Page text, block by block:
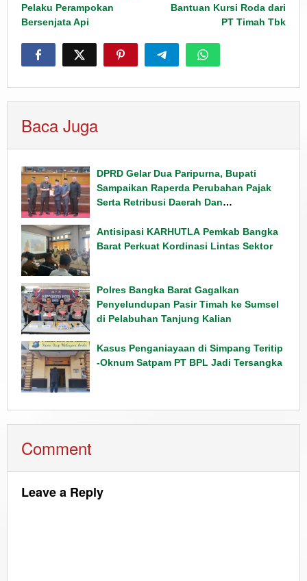
Pelaku Perampokan
Bersenjata Api
Bantuan Kursi Roda dari
PT Timah Tbk
Baca Juga
DPRD Gelar Dua Paripurna, Bupati
Sampaikan Raperda Perubahan Pajak
Serta Retribusi Daerah Dan
Tahun 2026
Antisipasi KARHUTLA Pemkab Bangka
Barat Perkuat Kordinasi Lintas Sektor
Polres Bangka Barat Gagalkan
Penyelundupan Pasir Timah ke Sumsel
di Pelabuhan Tanjung Kalian
Kasus Penganiayaan di Simpang Teritip
-Oknum Satpam PT BPL Jadi Tersangka
Comment
Leave a Reply